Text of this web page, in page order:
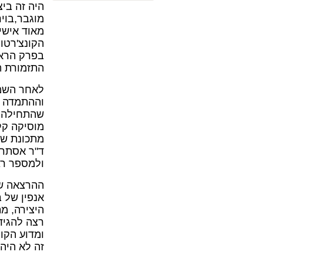
היה זה
מאוד
בפרק
התזמורת
לאחר
שהתחילה
מוסיקה
מתכונת
ולמספר
ההרצאה
אנפין
היצירה,
רצה
ומדוע
זה לא